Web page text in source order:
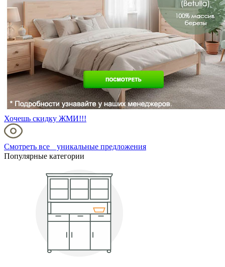
Хочешь скидку ЖМИ!!!
Смотреть все уникальные предложения
Популярные категории